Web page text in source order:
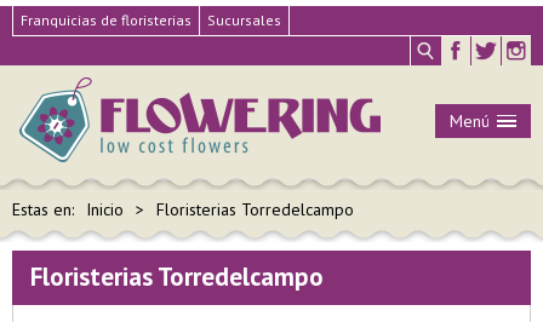
Franquicias de floristerias Sucursales
Menú
Estas en: Inicio Floristerias Torredelcampo
Floristerias Torredelcampo